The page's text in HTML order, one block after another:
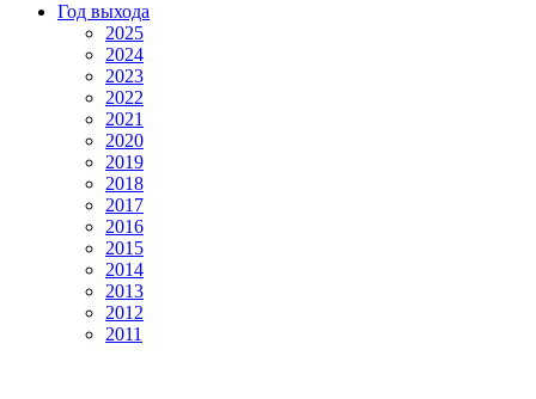
Год выхода
2025
2024
2023
2022
2021
2020
2019
2018
2017
2016
2015
2014
2013
2012
2011